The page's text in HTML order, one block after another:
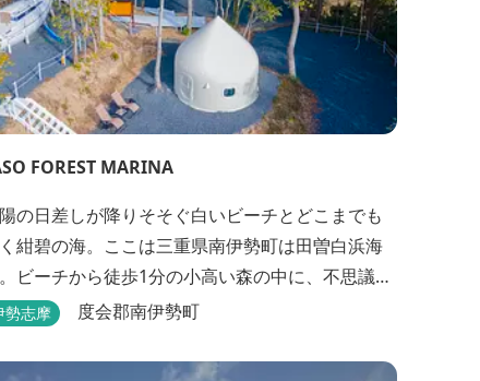
FOREST MARINA
の日差しが降りそそぐ白いビーチとどこまでも
紺碧の海。ここは三重県南伊勢町は田曽白浜海
ビーチから徒歩1分の小高い森の中に、不思議な
場があります。やさしい木陰に停泊するのは3艇
るインテリアは見た目からは想像できないほど
勢志摩 度会郡南伊勢町